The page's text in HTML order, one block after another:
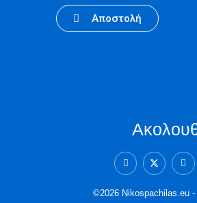
Aποστολή
©2026 Nikospachilas.eu